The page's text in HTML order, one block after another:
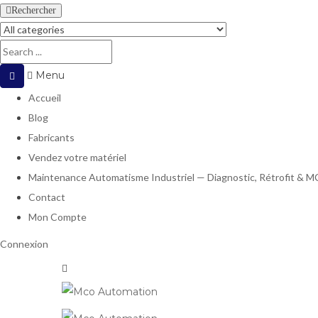
Rechercher
Menu
Accueil
Blog
Fabricants
Vendez votre matériel
Maintenance Automatisme Industriel — Diagnostic, Rétrofit &
Contact
Mon Compte
Connexion